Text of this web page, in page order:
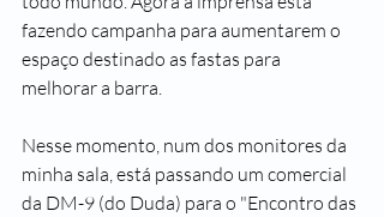
fazendo campanha para aumentarem o
espaço destinado as fastas para
melhorar a barra.
Nesse momento, num dos monitores da
minha sala, está passando um comercial
da DM-9 (do Duda) para o "Encontro das